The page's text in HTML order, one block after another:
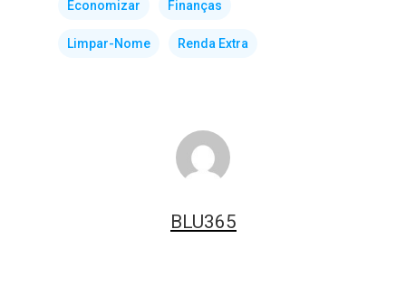
Economizar Finanças
Limpar-Nome Renda Extra
BLU365